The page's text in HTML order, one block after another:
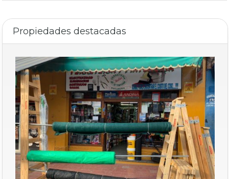
Propiedades destacadas